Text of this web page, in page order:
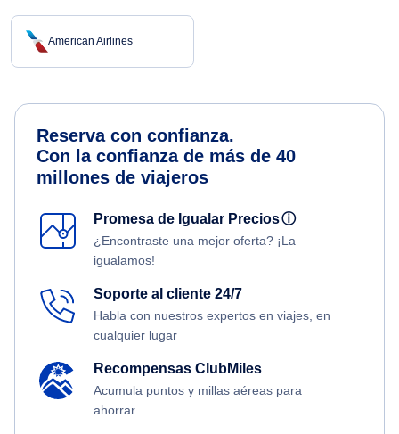
American Airlines
Reserva con confianza.
Con la confianza de más de 40
millones de viajeros
Promesa de Igualar Preciosⓘ
¿Encontraste una mejor oferta? ¡La
igualamos!
Soporte al cliente 24/7
Habla con nuestros expertos en viajes, en
cualquier lugar
Recompensas ClubMiles
Acumula puntos y millas aéreas para
ahorrar.